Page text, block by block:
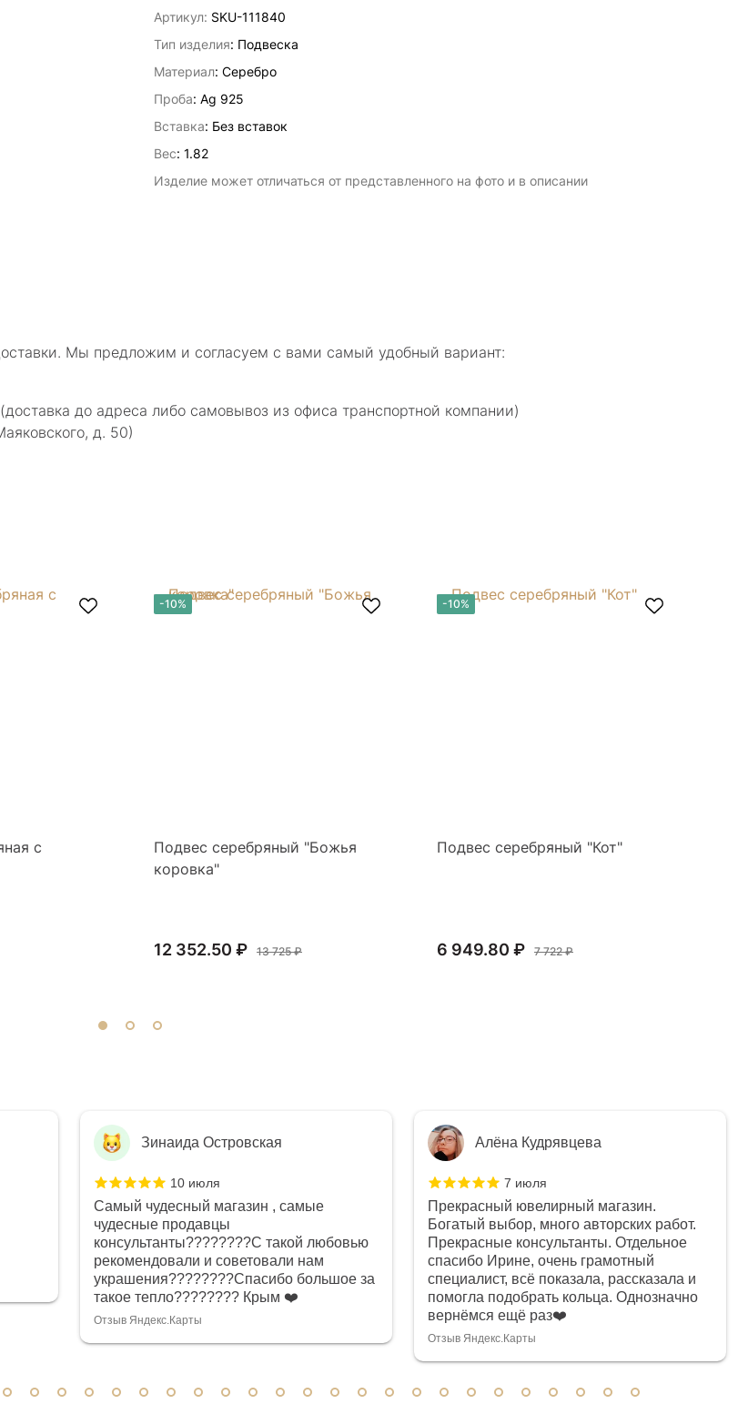
Артикул: SKU-111840
Тип изделия: Подвескa
Материал: Серебро
Проба: Ag 925
Вставка: Без вставок
Вес: 1.82
Изделие может отличаться от представленного на фото и в описании
Мы предложим и согласуем с вами самый удобный вариант:
до адреса либо самовывоз из офиса транспортной компании)
д. 50)
с
-10%
Подвес серебряный "Божья
коровка"
12 352.50 ₽ 13 725 ₽
-10%
Подвес серебряный "Кот"
6 949.80 ₽ 7 722 ₽
Зинаида Островская
10 июля
Самый чудесный магазин , самые
чудесные продавцы
консультанты????????С такой любовью
рекомендовали и советовали нам
украшения????????Спасибо большое за
такое тепло???????? Крым ❤️
Отзыв Яндекс.Карты
Алёна Кудрявцева
7 июля
Прекрасный ювелирный магазин.
Богатый выбор, много авторских работ.
Прекрасные консультанты. Отдельное
спасибо Ирине, очень грамотный
специалист, всё показала, рассказала и
помогла подобрать кольца. Однозначно
вернёмся ещё раз❤️
Отзыв Яндекс.Карты